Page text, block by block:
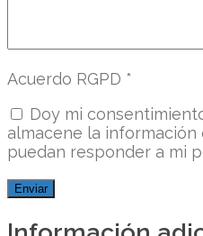
Acuerdo RGPD *
Doy mi
almacene la información
puedan responder a mi